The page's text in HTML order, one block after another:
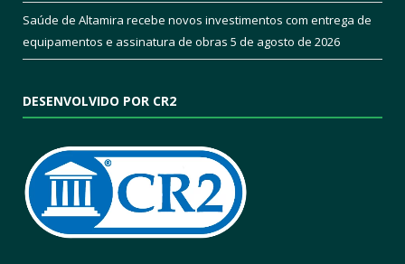
Saúde de Altamira recebe novos investimentos com entrega de
equipamentos e assinatura de obras 5 de agosto de 2026
DESENVOLVIDO POR CR2